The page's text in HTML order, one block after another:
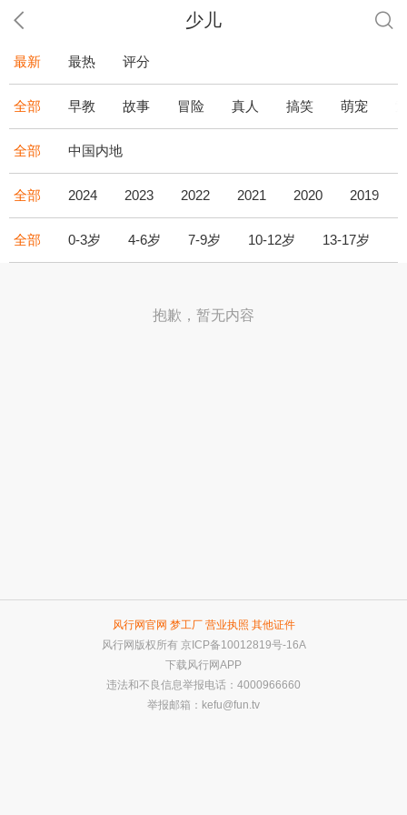
少儿
最新 最热 评分
全部 早教 故事 冒险 真人 搞笑 萌宠
全部 中国内地
全部 2024 2023 2022 2021 2020 2019
全部 0-3岁 4-6岁 7-9岁 10-12岁 13-17岁
抱歉，暂无内容
风行网官网 梦工厂 营业执照 其他证件
风行网版权所有 京ICP备10012819号-16A
下载风行网APP
违法和不良信息举报电话：4000966660
举报邮箱： kefu@fun.tv